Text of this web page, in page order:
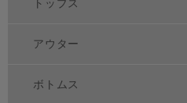
トップス
アウター
ボトムス